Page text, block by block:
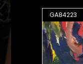
GA84223